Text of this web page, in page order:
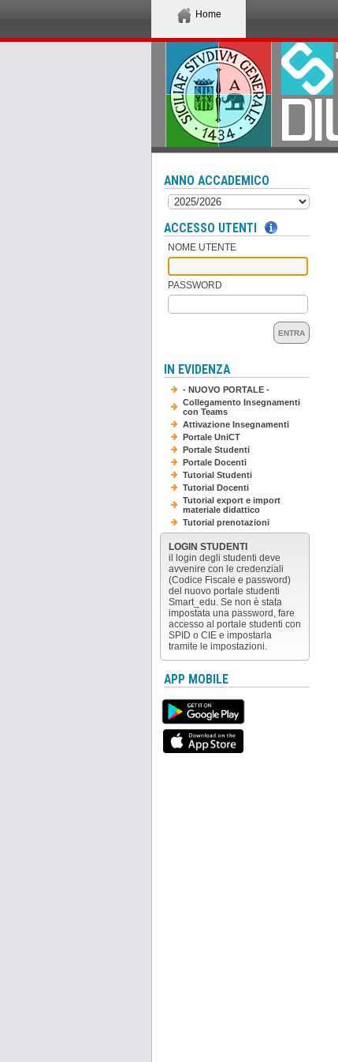
Home
ANNO ACCADEMICO
ACCESSO UTENTI
NOME UTENTE
PASSWORD
ENTRA
IN EVIDENZA
- NUOVO PORTALE -
Collegamento Insegnamenti
con Teams
Attivazione Insegnamenti
Portale UniCT
Portale Studenti
Portale Docenti
Tutorial Studenti
Tutorial Docenti
Tutorial export e import
materiale didattico
Tutorial prenotazioni
LOGIN STUDENTI
il login degli studenti deve
avvenire con le credenziali
(Codice Fiscale e password)
del nuovo portale studenti
Smart_edu. Se non è stata
impostata una password, fare
accesso al portale studenti con
SPID o CIE e impostarla
tramite le impostazioni.
APP MOBILE